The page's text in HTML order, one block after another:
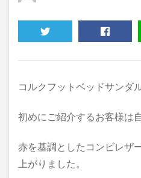
コルクフットベッドサンダ
初めにご紹介するお客様は
赤を基調としたコンビレザ
上がりました。